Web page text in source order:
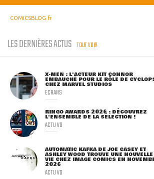
COMICSBLOG.fr
LES DERNIÈRES ACTUS TOUT VOIR
X-MEN : L'ACTEUR KIT CONNOR
EMBAUCHÉ POUR LE RÔLE DE
CHEZ MARVEL STUDIOS
ECRANS
RINGO AWARDS 2026 : DÉCOUVREZ
L'ENSEMBLE DE LA SÉLECTION !
ACTU VO
AUTOMATIC KAFKA DE JOE CASEY ET
ASHLEY WOOD TROUVE UNE NOUVELLE
VIE CHEZ IMAGE COMICS EN
2026
ACTU VO